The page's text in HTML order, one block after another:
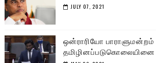
JULY 07, 2021
ஒன்ராரியோ பாராளுமன்றம்
தமிழினப்படுகொலையினை